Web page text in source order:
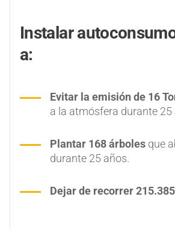
Instalar
a:
Evitar la emisión de 16
a la atmósfera durante 25
Plantar 168 árboles que
durante 25 años.
Dejar de recorrer